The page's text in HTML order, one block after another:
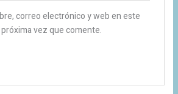
correo electrónico y web en este
vez que comente.